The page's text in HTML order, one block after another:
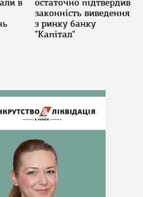
в
остаточно підтвердив
законність виведення
з ринку банку
"Капітал"